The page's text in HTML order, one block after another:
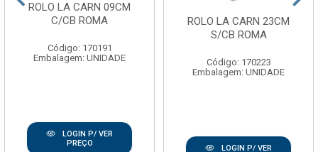
ROLO LA CARN 09CM
C/CB ROMA
Código: 170191
Embalagem: UNIDADE
LOGIN P/ VER
PREÇO
ROLO LA CARN 23CM
S/CB ROMA
Código: 170223
Embalagem: UNIDADE
LOGIN P/ VER